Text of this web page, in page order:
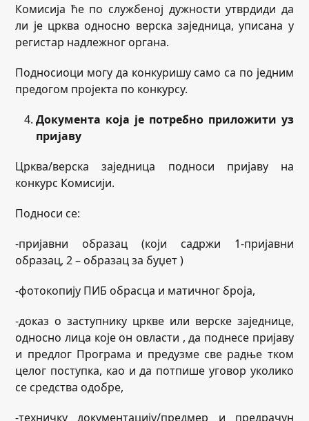
Комисија ће по службеној дужности утврдиди да
ли је црква односно верска заједница, уписана у
регистар надлежног органа.
Подносиоци могу да конкуришу само са по једним
предогом пројекта по конкурсу.
Документа која је потребно приложити уз
пријаву
Црква/верска заједница подноси пријаву на
конкурс Комисији.
Подноси се:
-пријавни образац (који садржи 1-пријавни
образац, 2 – образац за буџет )
-фотокопију ПИБ обрасца и матичног броја,
-доказ о заступнику цркве или верске заједнице,
односно лица које он овласти , да поднесе пријаву
и предлог Програма и предузме све радње тком
целог поступка, као и да потпише уговор уколико
се средства одобре,
-техничку документацију/предмер и предрачун